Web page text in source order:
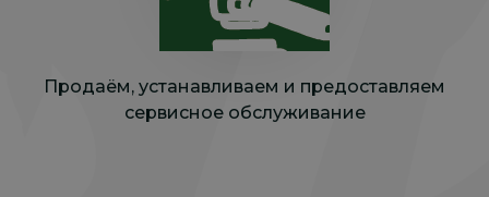
Продаём, устанавливаем и предоставляем
сервисное обслуживание